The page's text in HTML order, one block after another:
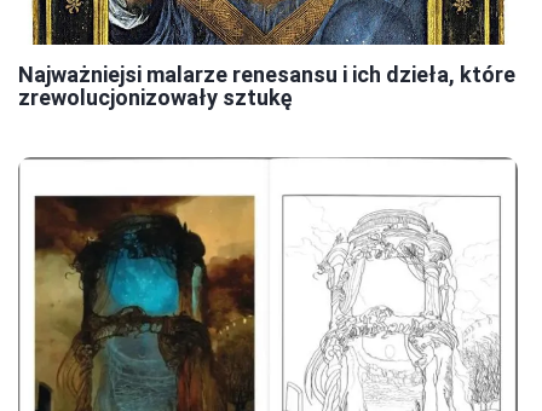
Najważniejsi malarze renesansu i ich dzieła, które
zrewolucjonizowały sztukę